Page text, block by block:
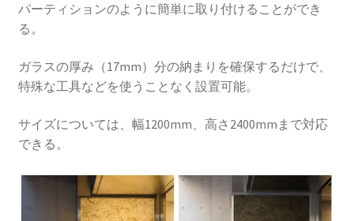
パーティションのように簡単に取り付けることができ
る。
ガラスの厚み（17mm）分の納まりを確保するだけで、
特殊な工具などを使うことなく設置可能。
サイズについては、幅1200mm、高さ2400mmまで対応
できる。